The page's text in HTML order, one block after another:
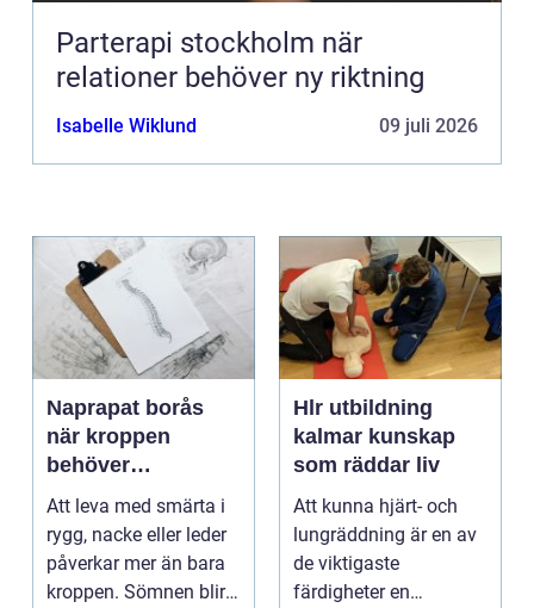
Parterapi stockholm när
relationer behöver ny riktning
Isabelle Wiklund 09 juli 2026
Naprapat borås
när kroppen
behöver
professionell
manuell
behandling
Att leva med smärta i
rygg, nacke eller leder
påverkar mer än bara
kroppen. Sömnen blir
Hlr utbildning
kalmar kunskap
som räddar liv
Att kunna hjärt- och
lungräddning är en av
de viktigaste
färdigheter en